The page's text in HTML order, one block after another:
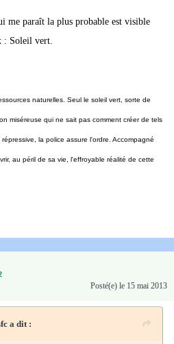
me paraît la plus probable est visible
: Soleil vert.
naturelles. Seul le soleil vert, sorte de
miséreuse qui ne sait pas comment créer de tels
la police assure l'ordre. Accompagné
au péril de sa vie, l'effroyable réalité de cette
Posté(e) le 15 mai 2013
a dit :